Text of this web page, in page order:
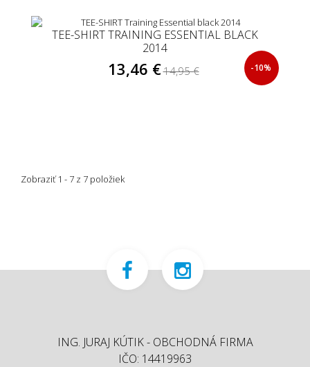
TEE-SHIRT TRAINING ESSENTIAL BLACK
2014
13,46 €14,95 € -10%
Zobraziť 1 - 7 z 7 položiek
ING. JURAJ KÚTIK - OBCHODNÁ FIRMA
IČO: 14419963